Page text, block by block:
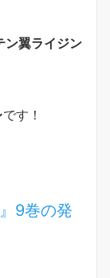
ン翼ライジン
です！
9巻の発